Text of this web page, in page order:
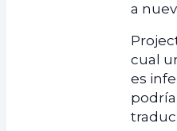
a
cual
es